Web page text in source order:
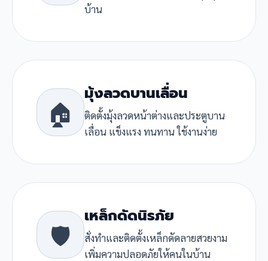
บ้าน
🏠
มุ้งลวดบานเลื่อน
ติดตั้งมุ้งลวดหน้าต่างและประตูบาน
เลื่อน แข็งแรง ทนทาน ใช้งานง่าย
🛡️
เหล็กดัดนิรภัย
สั่งทำและติดตั้งเหล็กดัดลายสวยงาม
เพิ่มความปลอดภัยให้คนในบ้าน